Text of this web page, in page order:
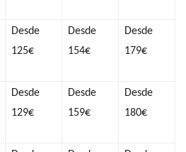
Desde
125€
Desde
154€
Desde
179€
Desde
129€
Desde
159€
Desde
180€